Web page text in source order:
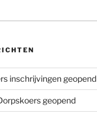
inschrijvingen geopend
geopend